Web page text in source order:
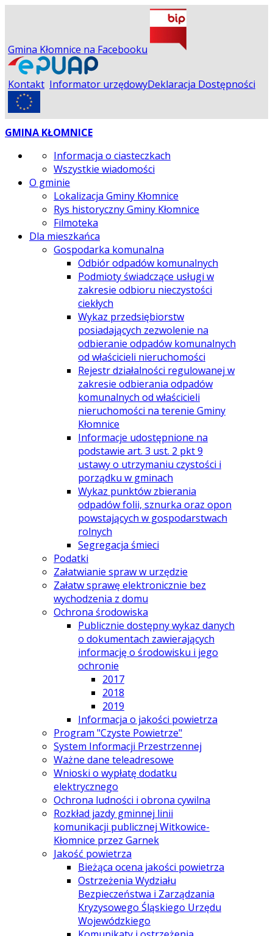
Gmina Kłomnice na Facebooku
Kontakt Informator urzędowyDeklaracja Dostępności
GMINA KŁOMNICE
Informacja o ciasteczkach
Wszystkie wiadomości
O gminie
Lokalizacja Gminy Kłomnice
Rys historyczny Gminy Kłomnice
Filmoteka
Dla mieszkańca
Gospodarka komunalna
Odbiór odpadów komunalnych
Podmioty świadczące usługi w
zakresie odbioru nieczystości
ciekłych
Wykaz przedsiębiorstw
posiadających zezwolenie na
odbieranie odpadów komunalnych
od właścicieli nieruchomości
Rejestr działalności regulowanej w
zakresie odbierania odpadów
komunalnych od właścicieli
nieruchomości na terenie Gminy
Kłomnice
Informacje udostępnione na
podstawie art. 3 ust. 2 pkt 9
ustawy o utrzymaniu czystości i
porządku w gminach
Wykaz punktów zbierania
odpadów folii, sznurka oraz opon
powstających w gospodarstwach
rolnych
Segregacja śmieci
Podatki
Załatwianie spraw w urzędzie
Załatw sprawę elektronicznie bez
wychodzenia z domu
Ochrona środowiska
Publicznie dostępny wykaz danych
o dokumentach zawierających
informację o środowisku i jego
ochronie
2017
2018
2019
Informacja o jakości powietrza
Program "Czyste Powietrze"
System Informacji Przestrzennej
Ważne dane teleadresowe
Wnioski o wypłatę dodatku
elektrycznego
Ochrona ludności i obrona cywilna
Rozkład jazdy gminnej linii
komunikacji publicznej Witkowice-
Kłomnice przez Garnek
Jakość powietrza
Bieżąca ocena jakości powietrza
Ostrzeżenia Wydziału
Bezpieczeństwa i Zarządzania
Kryzysowego Śląskiego Urzędu
Wojewódzkiego